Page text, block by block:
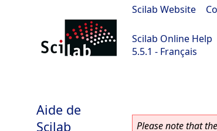
Scilab Website
Scilab Online Help
5.5.1 - Français
Aide de
Scilab
Please note that